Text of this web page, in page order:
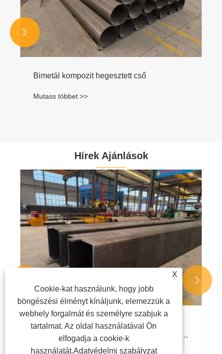


Hírek Ajánlások
Mi a csőkönyök, és miért nélkülözhetetlen a
modern csőrendszerekben?
Mutass többet >>

X
Cookie-kat használunk, hogy jobb
böngészési élményt kínáljunk, elemezzük a
webhely forgalmát és személyre szabjuk a
tartalmat. Az oldal használatával Ön
elfogadja a cookie-k
használatát.Adatvédelmi szabályzat